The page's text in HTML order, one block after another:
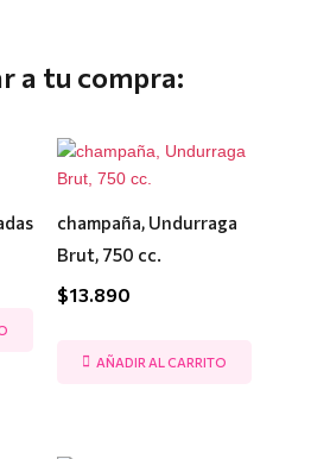
a tu compra:
champaña, Undurraga
Brut, 750 cc.
$13.890
AÑADIR AL CARRITO